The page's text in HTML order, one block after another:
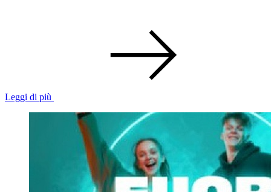
Leggi di più